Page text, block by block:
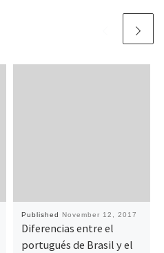
Published November 12, 2017
Diferencias entre el
portugués de Brasil y el